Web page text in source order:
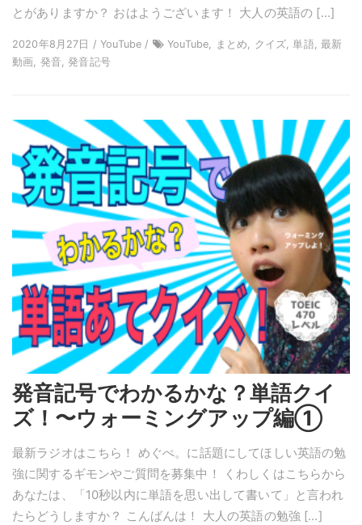
とがありますか？ おはようございます！ 大人の英語の […]
2020年8月27日 / YouTube /
YouTube, まとめ, クイズ, 単語, 最新
動画, 発音, 発音記号
発音記号でわかるかな？単語クイ
ズ！〜ウォーミングアップ編①
最新ラジオはこちら！ めぐぺ。に話題にしてほしい英語の勉
強に関するギモンやご質問を募集中！ くわしくはこちらから
あなたは、「10秒以内に単語を思い出して書いて」と言われ
たらどうしますか？ こんばんは！ 大人の英語の勉強 […]